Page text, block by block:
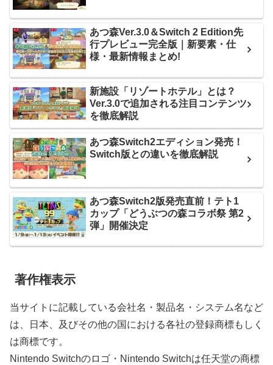
あつ森Ver.3.0＆Switch 2 Edition先
行プレビュー完全版｜新要素・仕
様・最新情報まとめ!
新施設「リゾートホテル」とは？
Ver.3.0で追加される注目コンテンツ
を徹底解説
あつ森Switch2エディション発売！
Switch版との違いを徹底解説
あつ森Switch2版発売直前！テト1
カップ「どうぶつの森コラボ祭 第2
弾」開催決定
著作権表示
当サイトに記載している会社名・製品名・システム名など
は、日本、及びその他の国における各社の登録商標もしく
は商標です。
Nintendo Switchのロゴ・Nintendo Switchは任天堂の商標